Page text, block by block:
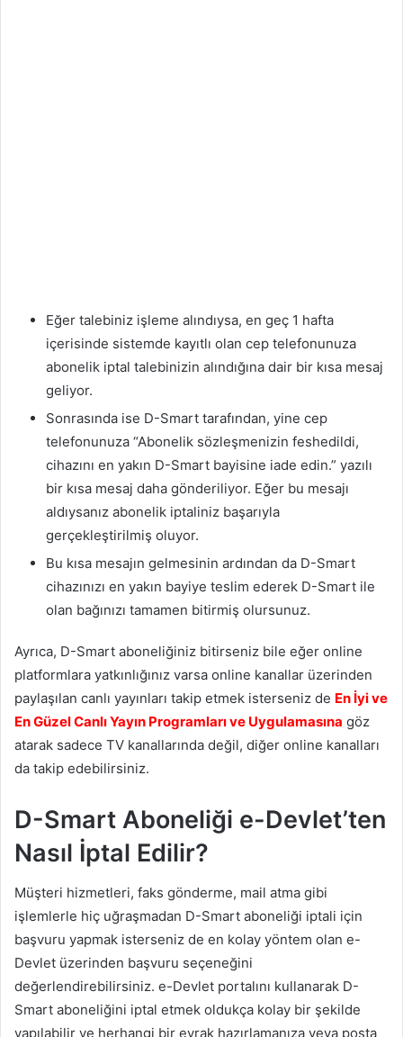
Eğer talebiniz işleme alındıysa, en geç 1 hafta
içerisinde sistemde kayıtlı olan cep telefonunuza
abonelik iptal talebinizin alındığına dair bir kısa mesaj
geliyor.
Sonrasında ise D-Smart tarafından, yine cep
telefonunuza “Abonelik sözleşmenizin feshedildi,
cihazını en yakın D-Smart bayisine iade edin.” yazılı
bir kısa mesaj daha gönderiliyor. Eğer bu mesajı
aldıysanız abonelik iptaliniz başarıyla
gerçekleştirilmiş oluyor.
Bu kısa mesajın gelmesinin ardından da D-Smart
cihazınızı en yakın bayiye teslim ederek D-Smart ile
olan bağınızı tamamen bitirmiş olursunuz.
Ayrıca, D-Smart aboneliğiniz bitirseniz bile eğer online
platformlara yatkınlığınız varsa online kanallar üzerinden
paylaşılan canlı yayınları takip etmek isterseniz de En İyi ve
En Güzel Canlı Yayın Programları ve Uygulamasına göz
atarak sadece TV kanallarında değil, diğer online kanalları
da takip edebilirsiniz.
D-Smart Aboneliği e-Devlet’ten
Nasıl İptal Edilir?
Müşteri hizmetleri, faks gönderme, mail atma gibi
işlemlerle hiç uğraşmadan D-Smart aboneliği iptali için
başvuru yapmak isterseniz de en kolay yöntem olan e-
Devlet üzerinden başvuru seçeneğini
değerlendirebilirsiniz. e-Devlet portalını kullanarak D-
Smart aboneliğini iptal etmek oldukça kolay bir şekilde
yapılabilir ve herhangi bir evrak hazırlamanıza veya posta